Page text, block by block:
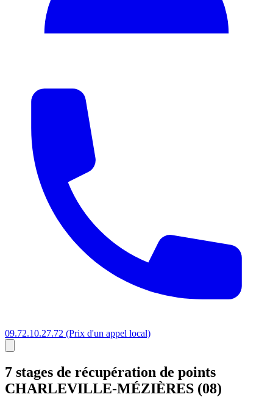
09.72.10.27.72 (Prix d'un appel local)
7 stages de récupération de points
CHARLEVILLE-MÉZIÈRES (08)